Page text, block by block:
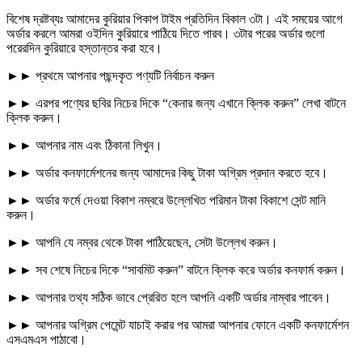
বিশেষ দ্রষ্টব্যঃ আমাদের কুরিয়ার পিকাপ টাইম প্রতিদিন বিকাল ৩টা। এই সময়ের আগে
অর্ডার করলে আমরা ওইদিন কুরিয়ারে পাঠিয়ে দিতে পারব। ৩টার পরের অর্ডার গুলো
পরেরদিন কুরিয়ারে হস্তান্তর করা হবে।
►► প্রথমে আপনার পছন্দকৃত পণ্যটি নির্বাচন করুন
►► এরপর পণ্যের ছবির নিচের দিকে “কেনার জন্য এখানে ক্লিক করুন” লেখা বাটনে
ক্লিক করুন।
►► আপনার নাম এবং ঠিকানা লিখুন।
►► অর্ডার কনফার্মেশনের জন্য আমাদের কিছু টাকা অগ্রিম প্রদান করতে হবে।
►► অর্ডার ফর্মে দেওয়া বিকাশ নম্বরে উল্লেখিত পরিমান টাকা বিকাশে সেন্ট মানি
করুন।
►► আপনি যে নম্বর থেকে টাকা পাঠিয়েছেন, সেটা উল্লেখ করুন।
►► সব শেষে নিচের দিকে “সাবমিট করুন” বাটনে ক্লিক করে অর্ডার কনফার্ম করুন।
►► আপনার তথ্য সঠিক ভাবে প্রেরিত হলে আপনি একটি অর্ডার নাম্বার পাবেন।
►► আপনার অগ্রিম পেমেন্ট যাচাই করার পর আমরা আপনার ফোনে একটি কনফার্মেশন
এসএমএস পাঠাবো।